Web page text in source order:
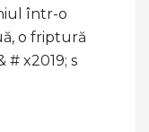
într-o
o friptură
# x2019; s